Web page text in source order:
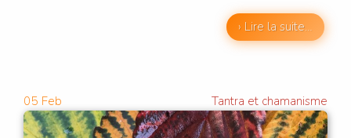
› Lire la suite…
05 Feb Tantra et chamanisme